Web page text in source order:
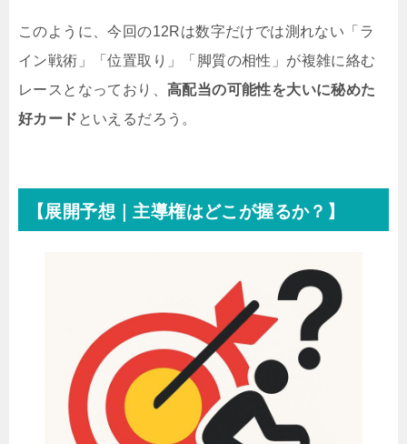
このように、今回の12Rは数字だけでは測れない「ラ
イン戦術」「位置取り」「脚質の相性」が複雑に絡む
レースとなっており、 高配当の可能性を大いに秘めた
好カード といえるだろう。
【展開予想｜主導権はどこが握るか？】